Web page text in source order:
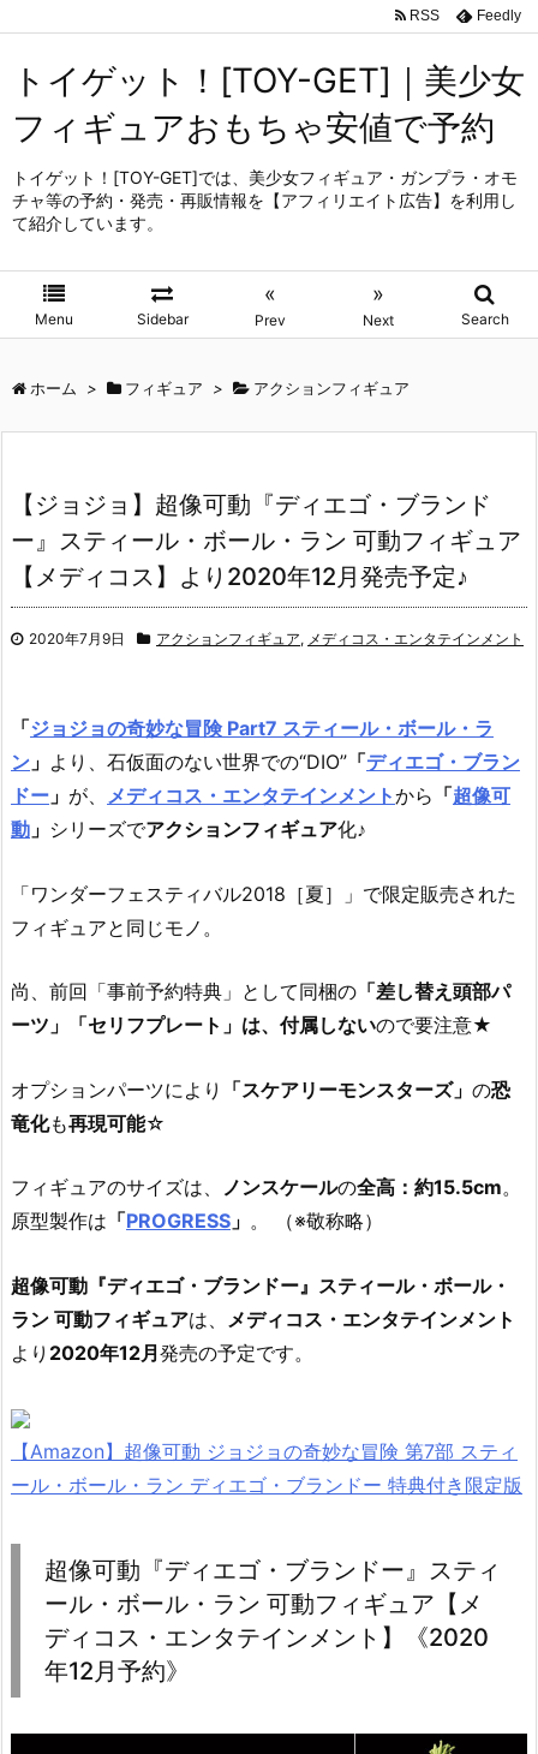
トイゲット！[TOY-GET]｜美少女
フィギュアおもちゃ安値で予約
トイゲット！[TOY-GET]では、美少女フィギュア・ガンプラ・オモ
チャ等の予約・発売・再販情報を【アフィリエイト広告】を利用し
て紹介しています。
Menu Sidebar
«
Prev
»
Next Search
RSS Feedly
ホーム > フィギュア > アクションフィギュア
【ジョジョ】超像可動『ディエゴ・ブランド
ー』スティール・ボール・ラン 可動フィギュア
【メディコス】より2020年12月発売予定♪
2020年7月9日 アクションフィギュア, メディコス・エンタテインメント
「ジョジョの奇妙な冒険 Part7 スティール・ボール・ラ
ン 」 より、 石仮面のない世界での“DIO” 「ディエゴ・ブラン
ドー 」 が、 メディコス・エンタテインメントから 「超像可
動 」 シリーズでアクションフィギュア化♪
「ワンダーフェスティバル2018［夏］」で限定販売された
フィギュアと同じモノ。
尚、前回「事前予約特典」として同梱の 「差し替え頭部パ
ーツ」「セリフプレート」は、付属しないので要注意★
オプションパーツにより 「スケアリーモンスターズ」 の恐
竜化も再現可能☆
フィギュアのサイズは、 ノンスケールの全高：約15.5cm。
原型製作は 「PROGRESS 」 。 （※敬称略）
超像可動『ディエゴ・ブランドー』スティール・ボール・
ラン 可動フィギュアは、
メディコス・エンタテインメント
より 2020年12月発売の予定です。
【Amazon】超像可動 ジョジョの奇妙な冒険 第7部 スティ
ール・ボール・ラン ディエゴ・ブランドー 特典付き限定版
超像可動『ディエゴ・ブランドー』スティ
ール・ボール・ラン 可動フィギュア【メ
ディコス・エンタテインメント】《2020
年12月予約》